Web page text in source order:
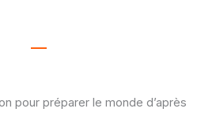
pour préparer le monde d’après